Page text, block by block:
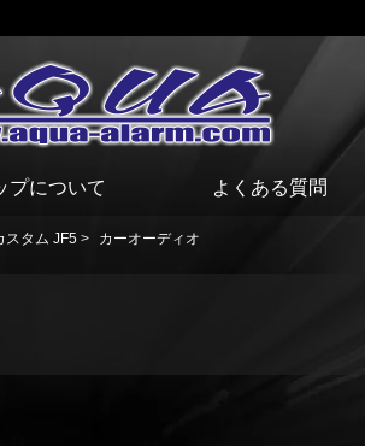
プについて よくある質問
スタム JF5 > カーオーディオ